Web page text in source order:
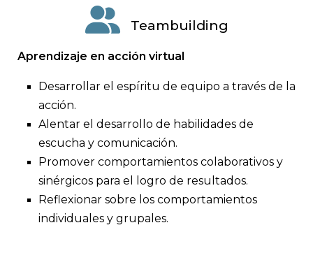
Teambuilding
Aprendizaje en acción virtual
Desarrollar el espíritu de equipo a través de la
acción.
Alentar el desarrollo de habilidades de
escucha y comunicación.
Promover comportamientos colaborativos y
sinérgicos para el logro de resultados.
Reflexionar sobre los comportamientos
individuales y grupales.